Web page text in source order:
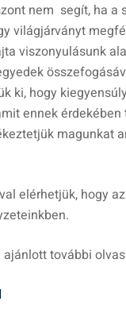
nem segít, ha
világjárványt
viszonyulásunk
ki, hogy
ennek
magunkat
elérhetjük, hogy
további